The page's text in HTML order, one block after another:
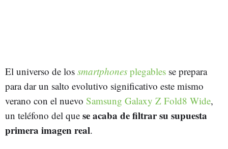
El universo de los smartphones plegables se prepara
para dar un salto evolutivo significativo este mismo
verano con el nuevo Samsung Galaxy Z Fold8 Wide,
un teléfono del que se acaba de filtrar su supuesta
primera imagen real.